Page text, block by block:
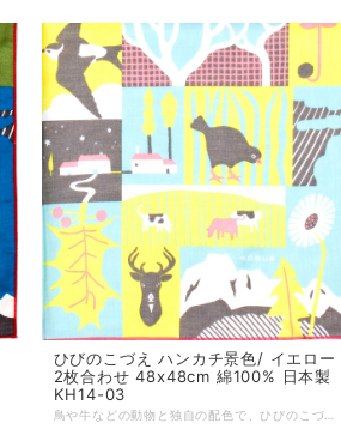
ひびのこづえ ハンカチ景色/ イエロー
2枚合わせ 48x48cm 綿100% 日本製
KH14-03